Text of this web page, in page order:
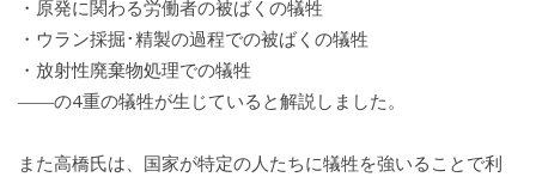
・原発に関わる労働者の被ばくの犠牲
・ウラン採掘･精製の過程での被ばくの犠牲
・放射性廃棄物処理での犠牲
――の4重の犠牲が生じていると解説しました。
また高橋氏は、国家が特定の人たちに犠牲を強いることで利